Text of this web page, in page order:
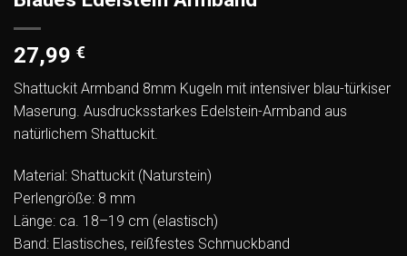
27,99 €
Shattuckit Armband 8mm Kugeln mit intensiver blau-türkiser
Maserung. Ausdrucksstarkes Edelstein-Armband aus
natürlichem Shattuckit.
Material: Shattuckit (Naturstein)
Perlengröße: 8 mm
Länge: ca. 18–19 cm (elastisch)
Band: Elastisches, reißfestes Schmuckband